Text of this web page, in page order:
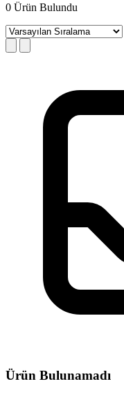
0 Ürün Bulundu
Ürün Bulunamadı